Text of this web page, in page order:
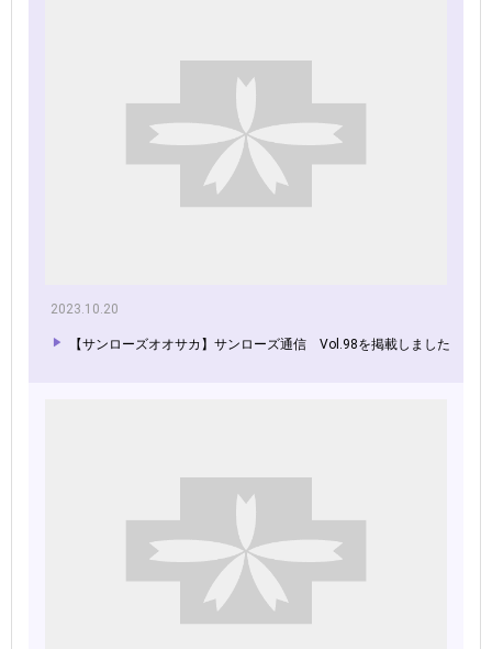
2023.10.20
【サンローズオオサカ】サンローズ通信 Vol.98を掲載しました